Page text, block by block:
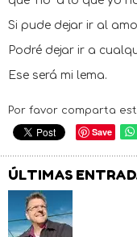
Si pude dejar ir al
Podré dejar ir a
Ese será mi lema.
Por favor comparta
Save
ÚLTIMAS